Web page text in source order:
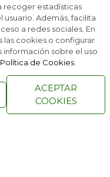
recoger estadísticas
Además, facilita
a redes sociales. En
las cookies o configurar
sobre el uso
Política de Cookies
ACEPTAR
COOKIES
LA MOVILIDAD
DERECHOS